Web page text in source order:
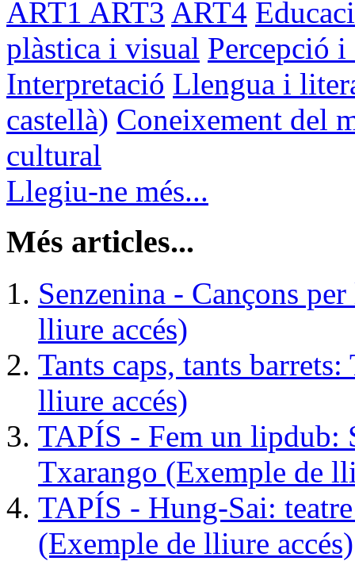
ART1 ART3 ART4
plàstica i visual Percepció
Interpretació Llengua i
castellà) Coneixement del
cultural
Llegiu-ne més...
Més articles...
Senzenina - Cançons
lliure accés)
Tants caps, tants
lliure accés)
TAPÍS - Fem un lipdub:
Txarango (Exemple de
TAPÍS - Hung-Sai:
(Exemple de lliure accés)